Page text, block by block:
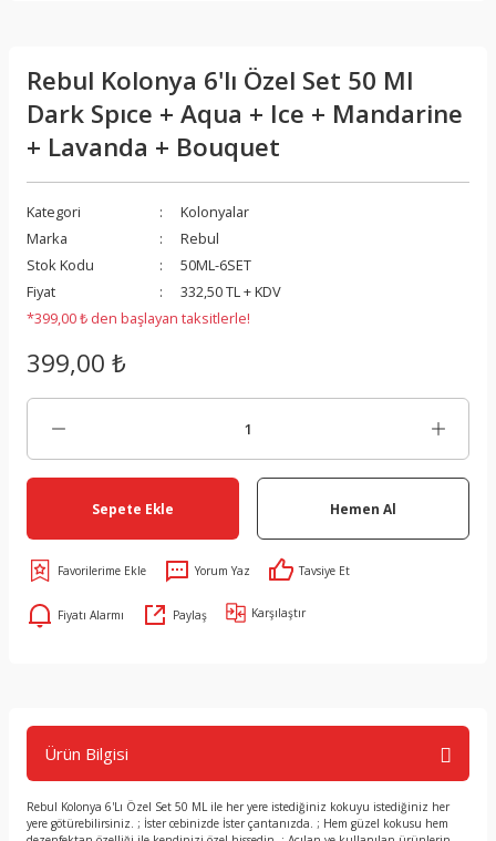
Rebul Kolonya 6'lı Özel Set 50 Ml
Dark Spıce + Aqua + Ice + Mandarine
+ Lavanda + Bouquet
Kategori
Kolonyalar
Marka
Rebul
Stok Kodu
50ML-6SET
Fiyat
332,50 TL + KDV
*399,00 ₺ den başlayan taksitlerle!
399,00 ₺
Sepete Ekle Hemen Al
Yorum Yaz Tavsiye Et
Fiyatı Alarmı Paylaş Karşılaştır
Ürün Bilgisi
Rebul Kolonya 6'Lı Özel Set 50 ML ile her yere istediğiniz kokuyu istediğiniz her
yere götürebilirsiniz. ; İster cebinizde İster çantanızda. ; Hem güzel kokusu hem